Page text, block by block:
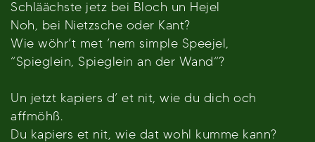
Schläächste jetz bei Bloch un Hejel
Noh, bei Nietzsche oder Kant?
Wie wöhr’t met ’nem simple Speejel,
“Spieglein, Spieglein an der Wand“?
Un jetzt kapiers d’ et nit, wie du dich och
affmöhß.
Du kapiers et nit, wie dat wohl kumme kann?